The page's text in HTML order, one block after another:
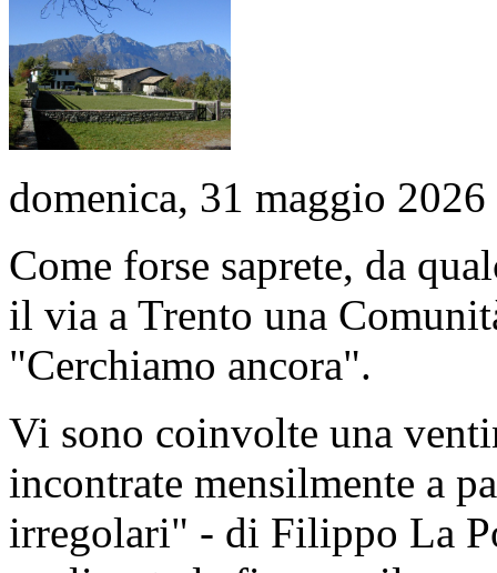
domenica, 31 maggio 2026
Come forse saprete, da
il via a Trento una
"Cerchiamo ancora".
Vi sono coinvolte una
incontrate mensilmente a
irregolari" - di Filippo La